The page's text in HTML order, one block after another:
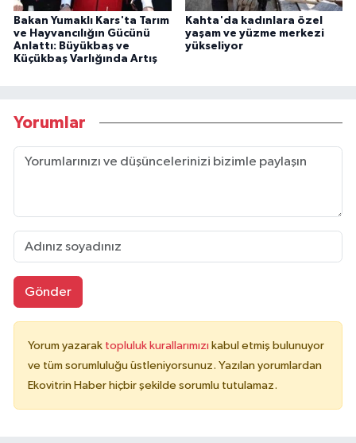
Bakan Yumaklı Kars'ta Tarım
ve Hayvancılığın Gücünü
Anlattı: Büyükbaş ve
Küçükbaş Varlığında Artış
Kahta'da kadınlara özel
yaşam ve yüzme merkezi
yükseliyor
Yorumlar
Gönder
Yorum yazarak topluluk kurallarımızı kabul etmiş bulunuyor
ve tüm sorumluluğu üstleniyorsunuz. Yazılan yorumlardan
Ekovitrin Haber hiçbir şekilde sorumlu tutulamaz.